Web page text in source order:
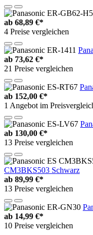
ab 68,89 €*
4 Preise vergleichen
ab 73,62 €*
21 Preise vergleichen
ab 152,00 €*
1 Angebot im
ab 130,00 €*
13 Preise vergleichen
CM3BKS503 Schwarz
ab 89,99 €*
13 Preise vergleichen
ab 14,99 €*
10 Preise vergleichen